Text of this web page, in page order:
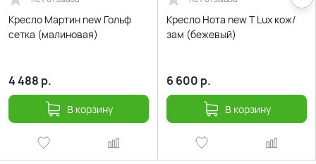
Кресло Мартин new Гольф
сетка (малиновая)
4 488 р.
В корзину
Кресло Нота new Т Lux кож/
зам (бежевый)
6 600 р.
В корзину